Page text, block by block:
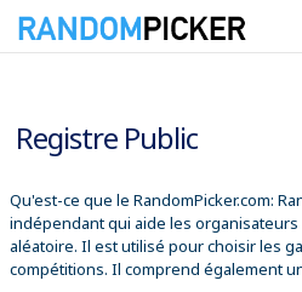
Registre Public
Qu'est-ce que le RandomPicker.com:
indépendant qui aide les
aléatoire. Il est utilisé pour choisir les
compétitions. Il comprend également